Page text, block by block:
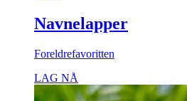
Navnelapper
Foreldrefavoritten
LAG NÅ